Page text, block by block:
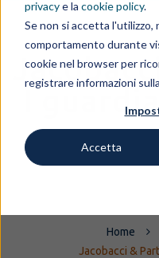
privacye la cookie policy.
Se non si accetta
comportamento durante
cookie nel browser per
registrare informazioni
Accetta
I
Home
Jacobacci &